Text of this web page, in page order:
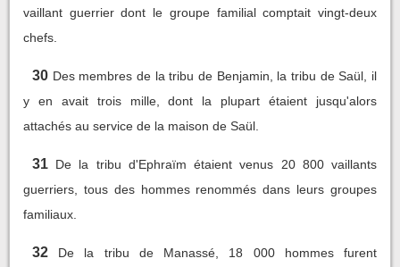
vaillant guerrier dont le groupe familial comptait vingt-deux
chefs.
30 Des membres de la tribu de Benjamin, la tribu de Saül, il
y en avait trois mille, dont la plupart étaient jusqu'alors
attachés au service de la maison de Saül.
31 De la tribu d'Ephraïm étaient venus 20 800 vaillants
guerriers, tous des hommes renommés dans leurs groupes
familiaux.
32
De la tribu de Manassé, 18 000 hommes furent